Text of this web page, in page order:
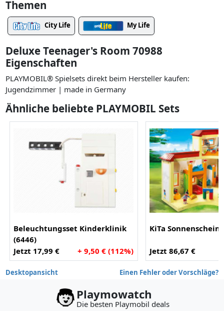
Themen
City Life My Life
Deluxe Teenager's Room 70988
Eigenschaften
PLAYMOBIL® Spielsets direkt beim Hersteller kaufen:
Jugendzimmer | made in Germany
Ähnliche beliebte PLAYMOBIL Sets
Beleuchtungsset Kinderklinik
(6446)
Jetzt 17,99 €
+ 9,50 € (112%)
KiTa Sonnenschein
Jetzt 86,67 €
Desktopansicht Einen Fehler oder Vorschläge?
Playmowatch
Die besten Playmobil deals